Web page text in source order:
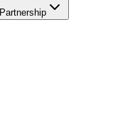
Partnership